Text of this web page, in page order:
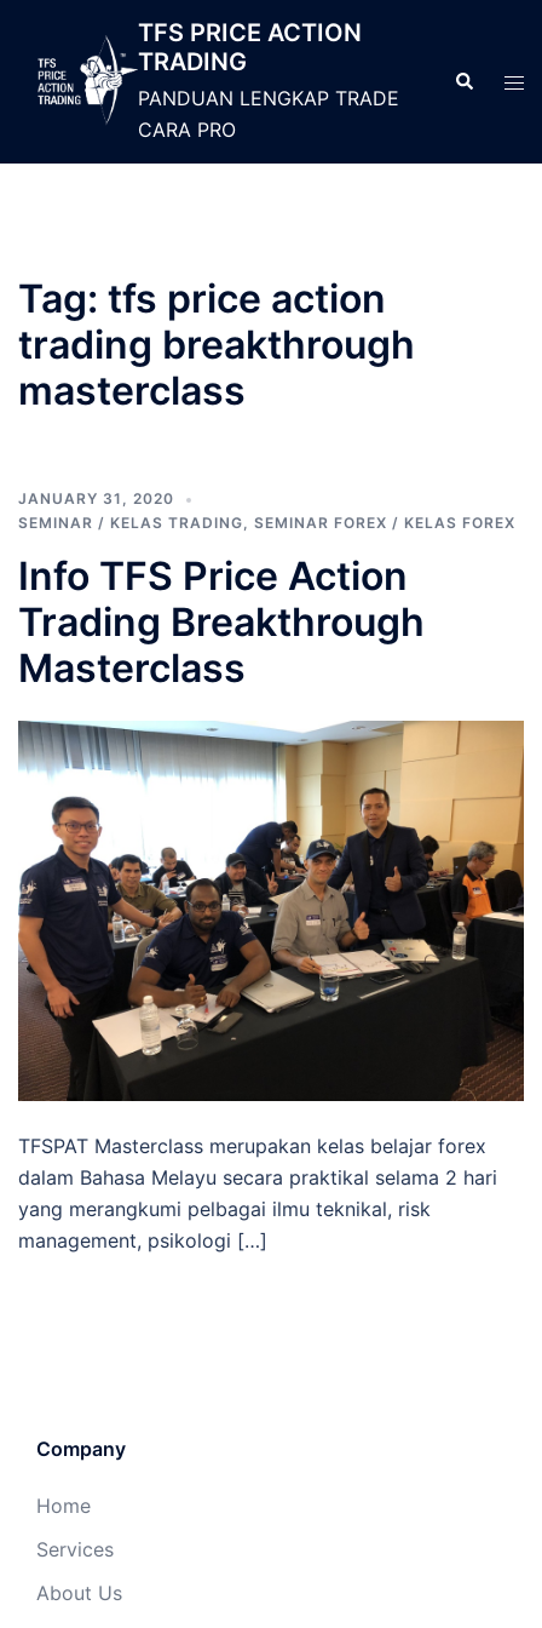
TFS PRICE ACTION
TRADING
PANDUAN LENGKAP TRADE
CARA PRO
Tag: tfs price action
trading breakthrough
masterclass
JANUARY 31, 2020
SEMINAR / KELAS TRADING, SEMINAR FOREX / KELAS FOREX
Info TFS Price Action
Trading Breakthrough
Masterclass
TFSPAT Masterclass merupakan kelas belajar forex
dalam Bahasa Melayu secara praktikal selama 2 hari
yang merangkumi pelbagai ilmu teknikal, risk
management, psikologi […]
Company
Home
Services
About Us